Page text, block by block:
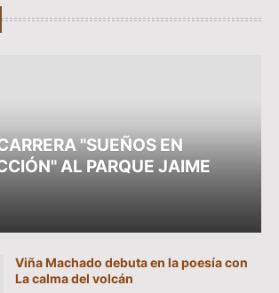
"SUEÑOS EN
AL PARQUE JAIME
Viña Machado debuta en la poesía con
La calma del volcán